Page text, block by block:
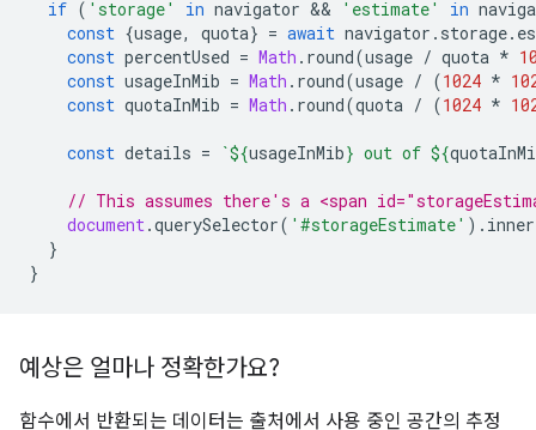
if ( 'storage' in navigator && 'estimate' in
const {usage, quota} = await navigator . storage.
const percentUsed = Math . round(usage / quota *
const usageInMib = Math . round(usage / (1024 *
const quotaInMib = Math . round(quota / (1024 *
const details = `${usageInMib} out of ${
// This assumes there's a <span
document.querySelector( '#storageEstimate' ).
}
}
예상은 얼마나 정확한가요?
함수에서 반환되는 데이터는 출처에서 사용 중인 공간의 추정